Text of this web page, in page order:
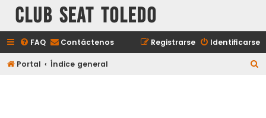
Club Seat Toledo
FAQ Contáctenos Identificarse
Registrarse
Portal Índice general